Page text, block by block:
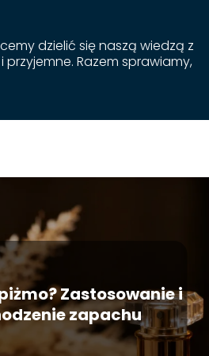
dzielić się naszą wiedzą z
Razem sprawiamy,
Zastosowanie i
zapachu